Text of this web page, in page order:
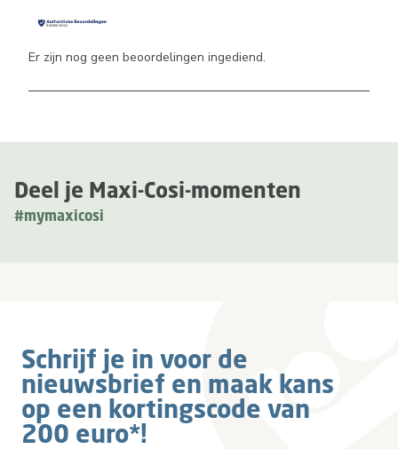
Deel je Maxi-Cosi-momenten
#mymaxicosi
Er zijn nog geen beoordelingen ingediend.
Schrijf je in voor de
nieuwsbrief en maak kans
op een kortingscode van
200 euro*!